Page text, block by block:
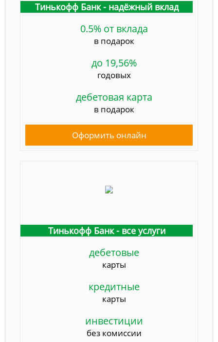
Тинькофф Банк - надёжный вклад
0.5% от вклада
в подарок
до 19,56%
годовых
дебетовая карта
в подарок
Оформить онлайн
Тинькофф Банк - все услуги
дебетовые
карты
кредитные
карты
инвестиции
без комиссии